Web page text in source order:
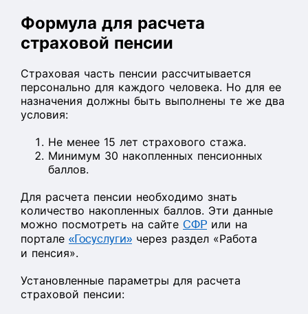
Формула для расчета
страховой пенсии
Страховая часть пенсии рассчитывается
персонально для каждого человека. Но для ее
назначения должны быть выполнены те же два
условия:
Не менее 15 лет страхового стажа.
Минимум 30 накопленных пенсионных
баллов.
Для расчета пенсии необходимо знать
количество накопленных баллов. Эти данные
можно посмотреть на сайте СФР или на
портале «Госуслуги» через раздел «Работа
и пенсия».
Установленные параметры для расчета
страховой пенсии: